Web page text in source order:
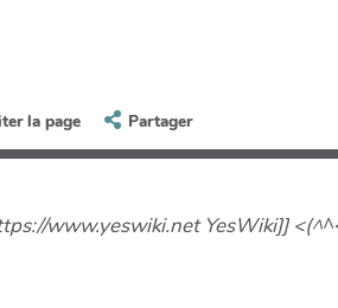
la page Partager
www.yeswiki.net YesWiki]] <(^